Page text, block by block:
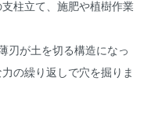
柱立て、施肥や植樹作業
刃が土を切る構造になっ
の繰り返しで穴を掘りま